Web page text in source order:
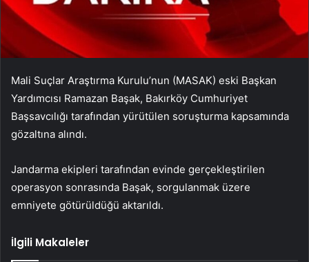
Mali Suçlar Araştırma Kurulu’nun (MASAK) eski Başkan
Yardımcısı Ramazan Başak, Bakırköy Cumhuriyet
Başsavcılığı tarafından yürütülen soruşturma kapsamında
gözaltına alındı.
Jandarma ekipleri tarafından evinde gerçekleştirilen
operasyon sonrasında Başak, sorgulanmak üzere
emniyete götürüldüğü aktarıldı.
İlgili Makaleler